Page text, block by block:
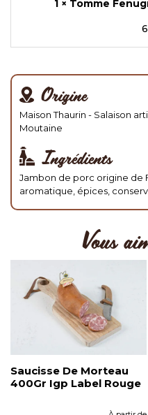
1× Tomme
Origine
Maison Thaurin - Salaison
Moutaine
Ingrédients
Jambon de porc origine de
aromatique, épices,
Vous
Saucisse De Morteau
400Gr Igp Label Rouge